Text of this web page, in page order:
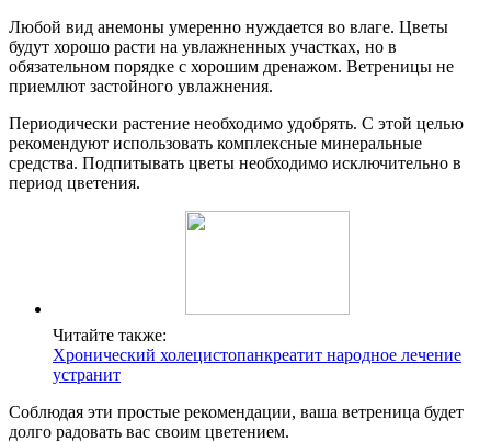
Любой вид анемоны умеренно нуждается во влаге. Цветы
будут хорошо расти на увлажненных участках, но в
обязательном порядке с хорошим дренажом. Ветреницы не
приемлют застойного увлажнения.
Периодически растение необходимо удобрять. С этой целью
рекомендуют использовать комплексные минеральные
средства. Подпитывать цветы необходимо исключительно в
период цветения.
Читайте также:
Хронический холецистопанкреатит народное лечение
устранит
Соблюдая эти простые рекомендации, ваша ветреница будет
долго радовать вас своим цветением.